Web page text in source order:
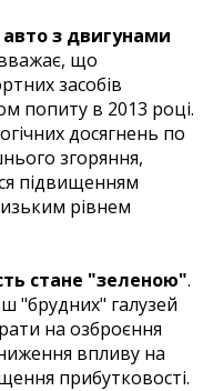
авто з двигунами
що
засобів
попиту в 2013 році.
досягнень по
згоряння,
підвищенням
рівнем
стане "зеленою".
"брудних" галузей
на озброєння
впливу на
прибутковості.